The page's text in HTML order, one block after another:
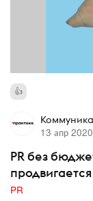
13 апр 2020
PR без
PR